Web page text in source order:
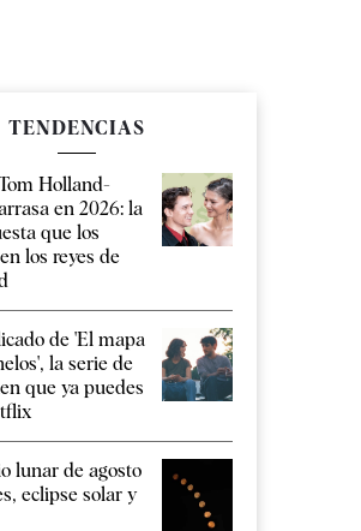
TENDENCIAS
Holland-
en 2026: la
que los
los reyes de
de 'El mapa
la serie de
que ya puedes
lunar de agosto
eclipse solar y